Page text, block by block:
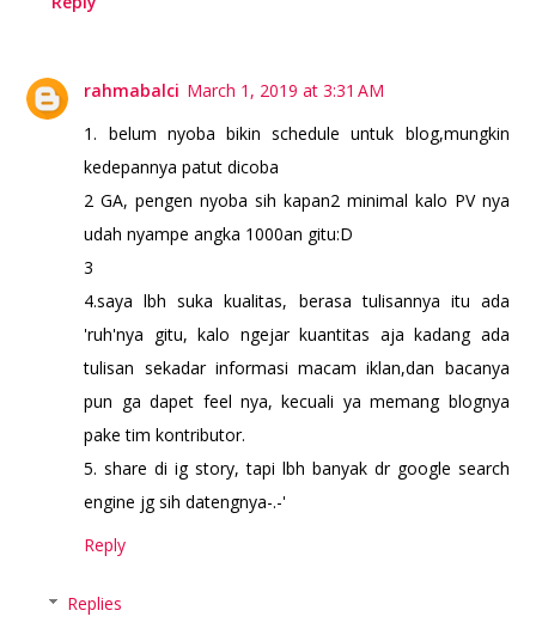
rahmabalci March 1, 2019 at 3:31 AM
1. belum nyoba bikin schedule untuk blog,mungkin
kedepannya patut dicoba
2 GA, pengen nyoba sih kapan2 minimal kalo PV nya
udah nyampe angka 1000an gitu:D
3
4.saya lbh suka kualitas, berasa tulisannya itu ada
'ruh'nya gitu, kalo ngejar kuantitas aja kadang ada
tulisan sekadar informasi macam iklan,dan bacanya
pun ga dapet feel nya, kecuali ya memang blognya
pake tim kontributor.
5. share di ig story, tapi lbh banyak dr google search
engine jg sih datengnya-.-'
Reply
Replies